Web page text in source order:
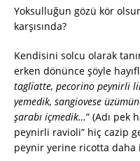
Yoksulluğun gözü kör
karşısında?
Kendisini solcu olarak
erken dönünce şöyle
tagliatte, pecorino peynirli
yemedik, sangiovese
şarabı içmedik…” (Adı pek
peynirli ravioli” hiç cazip
peynir yerine ricotta daha